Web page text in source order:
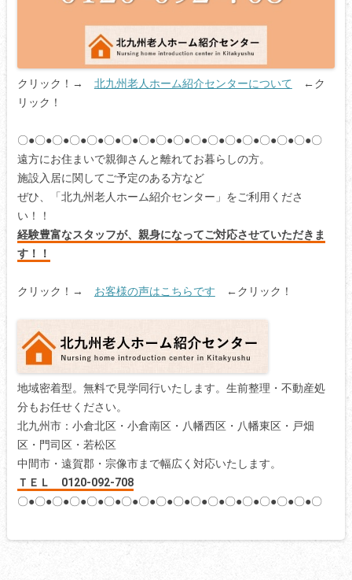
クリック！→ 北九州老人ホーム紹介センターについて ←ク
リック！
〇●〇●〇●〇●〇●〇●〇●〇●〇●〇●〇●〇●〇●〇●〇●〇●〇●〇
遠方にお住まいで親御さんと離れてお暮らしの方。
施設入居に関してご予定のある方など
ぜひ、「北九州老人ホーム紹介センター」をご利用くださ
い！！
経験豊富なスタッフが、親身になってご対応させていただきま
す！！
クリック！→ お客様の声はこちらです ←クリック！
地域密着型。無料で見学同行いたします。生前整理・不動産処
分もお任せください。
北九州市：小倉北区・小倉南区・八幡西区・八幡東区・戸畑
区・門司区・若松区
中間市・遠賀郡・宗像市まで幅広く対応いたします。
ＴＥＬ 0120-092-708
〇●〇●〇●〇●〇●〇●〇●〇●〇●〇●〇●〇●〇●〇●〇●〇●〇●〇